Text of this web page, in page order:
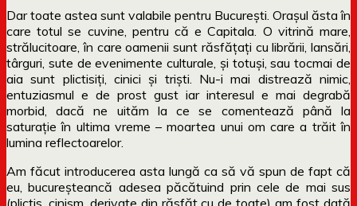
Dar toate astea sunt valabile pentru București. Orașul ăsta în
care totul se cuvine, pentru că e Capitala. O vitrină mare,
strălucitoare, în care oamenii sunt răsfățați cu librării, lansări,
târguri, sute de evenimente culturale, și totuși, sau tocmai de
aia sunt plictisiți, cinici și triști. Nu-i mai distrează nimic,
entuziasmul e de prost gust iar interesul e mai degrabă
morbid, dacă ne uităm la ce se comentează până la
saturație în ultima vreme – moartea unui om care a trăit în
lumina reflectoarelor.
Am făcut introducerea asta lungă ca să vă spun de fapt că
eu, bucureșteancă adesea păcătuind prin cele de mai sus
(plictis, cinism, derivate din răsfăț cu de toate) am fost dată